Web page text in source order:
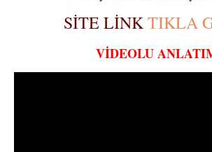
SİTE LİNKTIKLA
VİDEOLU